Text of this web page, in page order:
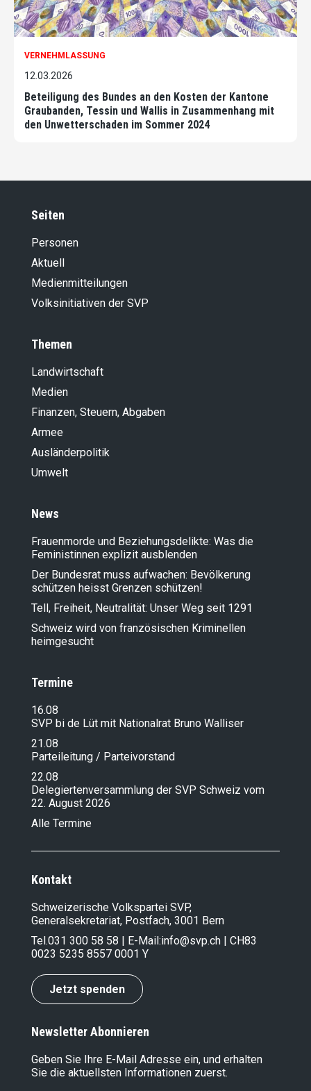
VERNEHMLASSUNG
12.03.2026
Beteiligung des Bundes an den Kosten der Kantone
Graubanden, Tessin und Wallis in Zusammenhang mit
den Unwetterschaden im Sommer 2024
Seiten
Personen
Aktuell
Medienmitteilungen
Volksinitiativen der SVP
Themen
Landwirt­schaft
Medien
Finanzen, Steuern, Abgaben
Armee
Ausländer­politik
Umwelt
News
Frauenmorde und Beziehungsdelikte: Was die
Feministinnen explizit ausblenden
Der Bundesrat muss aufwachen: Bevölkerung
schützen heisst Grenzen schützen!
Tell, Freiheit, Neutralität: Unser Weg seit 1291
Schweiz wird von französischen Kriminellen
heimgesucht
Termine
16.08
SVP bi de Lüt mit Nationalrat Bruno Walliser
21.08
Parteileitung / Parteivorstand
22.08
Delegiertenversammlung der SVP Schweiz vom
22. August 2026
Alle Termine
Kontakt
Schweizerische Volkspartei SVP,
Generalsekretariat, Postfach, 3001 Bern
Tel.031 300 58 58 | E-Mail:info@svp.ch | CH83
0023 5235 8557 0001 Y
Jetzt spenden
Newsletter Abonnieren
Geben Sie Ihre E-Mail Adresse ein, und erhalten
Sie die aktuellsten Informationen zuerst.